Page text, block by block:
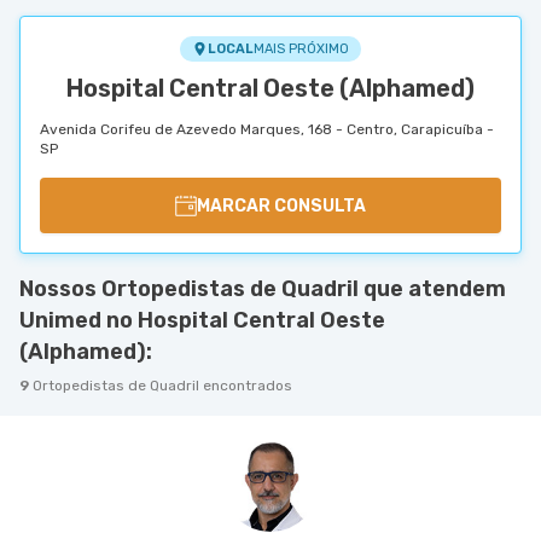
LOCALMAIS PRÓXIMO
Hospital Central Oeste (Alphamed)
Avenida Corifeu de Azevedo Marques, 168 - Centro, Carapicuíba -
SP
MARCAR CONSULTA
Nossos Ortopedistas de Quadril que atendem
Unimed no Hospital Central Oeste
(Alphamed):
9 Ortopedistas de Quadril encontrados